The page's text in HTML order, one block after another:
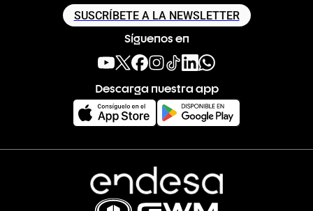
SUSCRÍBETE A LA NEWSLETTER
Síguenos en
Descarga nuestra app